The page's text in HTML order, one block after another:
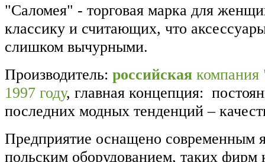
"Саломея" - торговая марка для
классику и считающих, что
слишком вычурными.
Производитель: российская
1997 году, главная концепция:
последних модных тенденций –
Предприятие оснащено современным
польским оборудованием, таких фирм